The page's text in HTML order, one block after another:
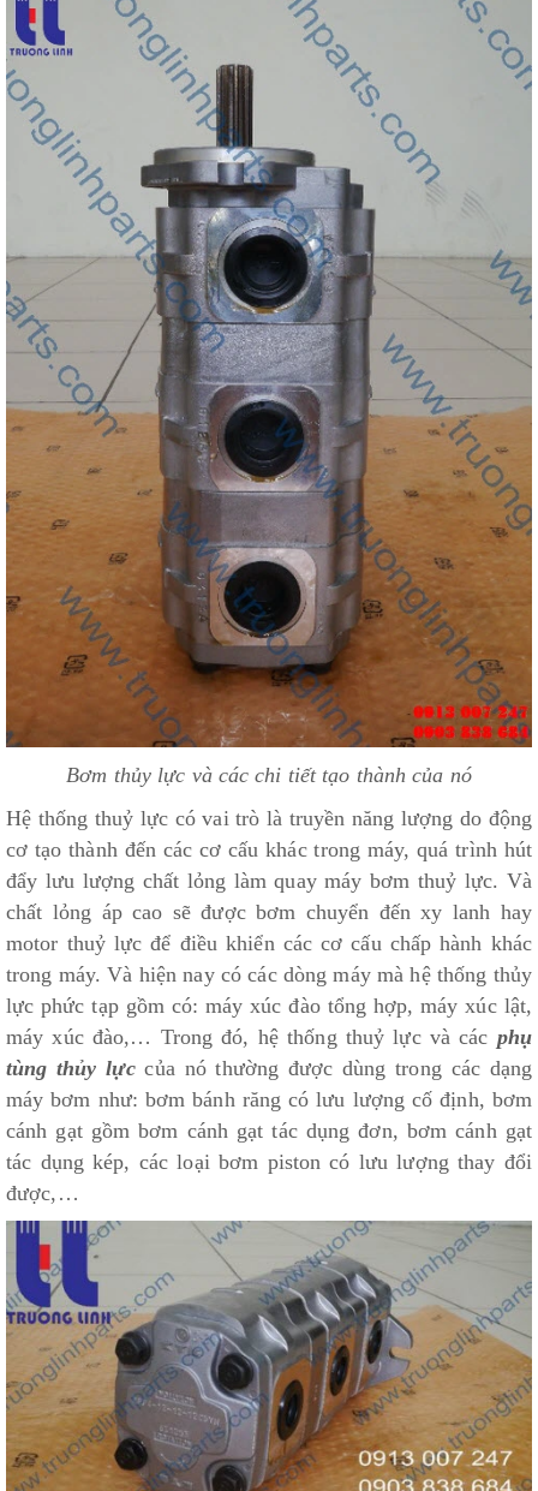
Bơm thủy lực và các chi tiết tạo thành của nó
Hệ thống thuỷ lực có vai trò là truyền năng lượng do động
cơ tạo thành đến các cơ cấu khác trong máy, quá trình hút
đẩy lưu lượng chất lỏng làm quay máy bơm thuỷ lực. Và
chất lỏng áp cao sẽ được bơm chuyển đến xy lanh hay
motor thuỷ lực để điều khiển các cơ cấu chấp hành khác
trong máy. Và hiện nay có các dòng máy mà hệ thống thủy
lực phức tạp gồm có: máy xúc đào tổng hợp, máy xúc lật,
máy xúc đào,… Trong đó, hệ thống thuỷ lực và các phụ
tùng thủy lựccủa nó thường được dùng trong các dạng
máy bơm như: bơm bánh răng có lưu lượng cố định, bơm
cánh gạt gồm bơm cánh gạt tác dụng đơn, bơm cánh gạt
tác dụng kép, các loại bơm piston có lưu lượng thay đổi
được,…